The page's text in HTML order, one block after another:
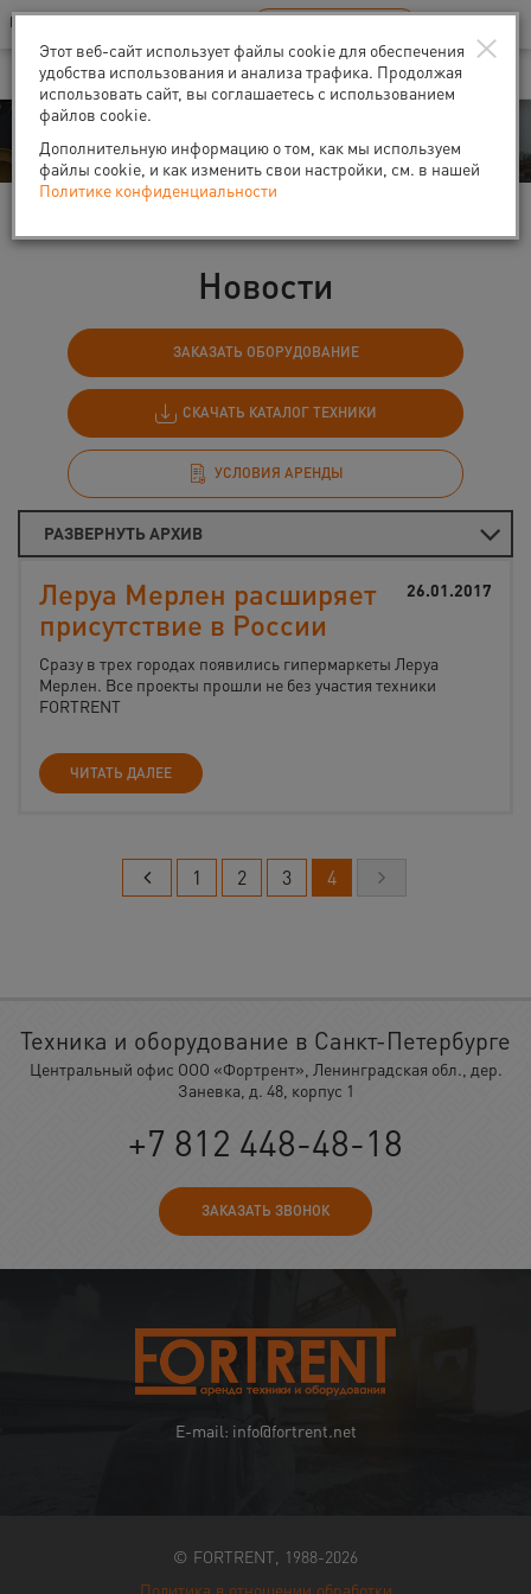
Ваш город:Санкт-Петербург
В Вашем регионе нет наших офисов RU EN
События
Новости
ЗАКАЗАТЬ ОБОРУДОВАНИЕ
СКАЧАТЬ КАТАЛОГ ТЕХНИКИ
УСЛОВИЯ АРЕНДЫ
РАЗВЕРНУТЬ АРХИВ
26.01.2017
Леруа Мерлен расширяет
присутствие в России
Сразу в трех городах появились гипермаркеты Леруа
Мерлен. Все проекты прошли не без участия техники
FORTRENT
ЧИТАТЬ ДАЛЕЕ
1 2 3 4
Техника и оборудование в Санкт-Петербурге
Центральный офис ООО «Фортрент», Ленинградская обл., дер.
Заневка, д. 48, корпус 1
+7 812 448-48-18
ЗАКАЗАТЬ ЗВОНОК
E-mail: info@fortrent.net
© FORTRENT, 1988-2026
Политика в отношении обработки
×
Этот веб-сайт использует файлы cookie для обеспечения
удобства использования и анализа трафика. Продолжая
использовать сайт, вы соглашаетесь с использованием
файлов cookie.
Дополнительную информацию о том, как мы используем
файлы cookie, и как изменить свои настройки, см. в нашей
Политике конфиденциальности